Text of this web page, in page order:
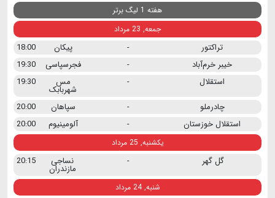
هفته 1 لیگ برتر
جمعه, 23 مرداد
تراکتور - پیکان
18:00
خیبر خرم‌آباد
- فجرسپاسی
19:30
استقلال
- مس
شهربابک
19:30
چادرملو
- سپاهان
20:00
استقلال خوزستان
- آلومینیوم 20:00
یکشنبه, 25 مرداد
گل گهر - نساجی
مازندران
20:15
شنبه, 24 مرداد